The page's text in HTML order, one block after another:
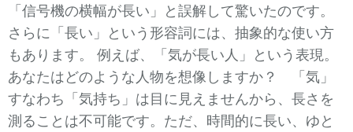
「信号機の横幅が長い」と誤解して驚いたのです。
さらに「長い」という形容詞には、抽象的な使い方
もあります。 例えば、「気が長い人」という表現。
あなたはどのような人物を想像しますか？ 「気」
すなわち「気持ち」は目に見えませんから、長さを
測ることは不可能です。ただ、時間的に長い、ゆと